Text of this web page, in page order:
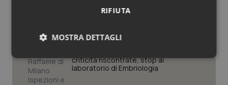
Tumore ovarico
Tumori del Polmone & Testa Collo
riempirle di professionisti e servizi. Il
criticità riscontrate, stop al
laboratorio di Embriologia
RIFIUTA
MOSTRA DETTAGLI
Necessari Statistici Marketing